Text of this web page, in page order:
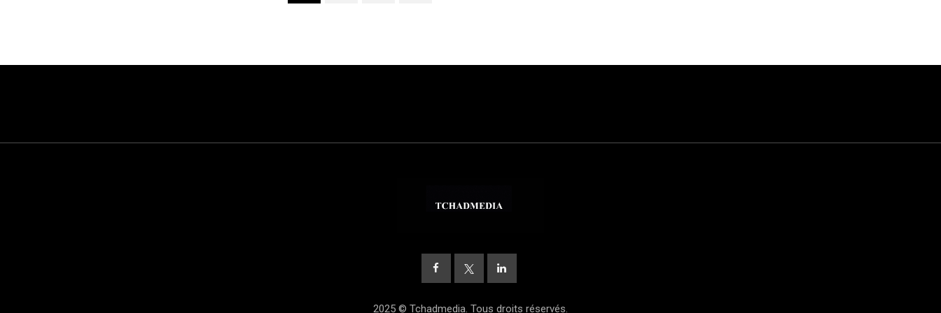
2025 © Tchadmedia. Tous droits réservés.